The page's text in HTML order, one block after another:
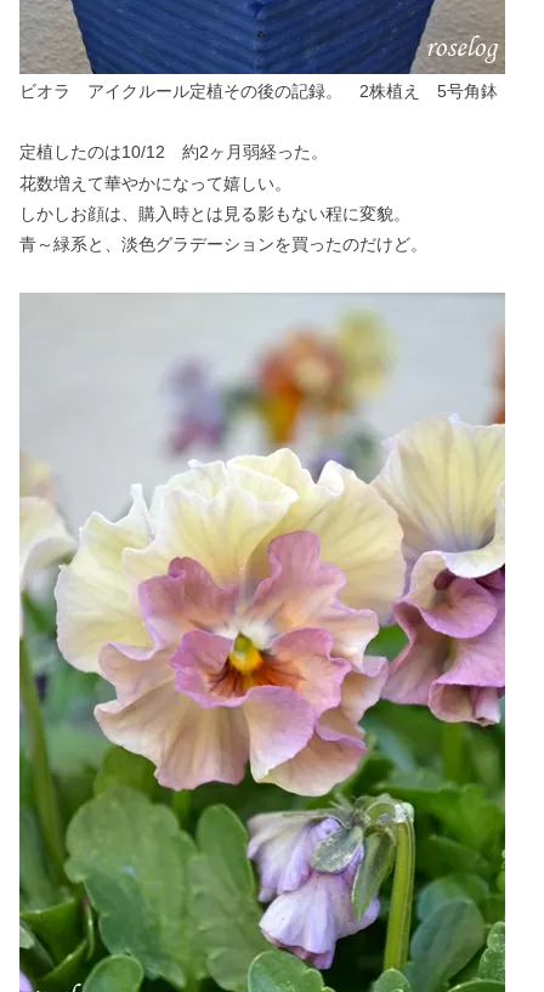
ビオラ アイクルール定植その後の記録。 2株植え 5号角鉢
定植したのは10/12 約2ヶ月弱経った。
花数増えて華やかになって嬉しい。
しかしお顔は、購入時とは見る影もない程に変貌。
青～緑系と、淡色グラデーションを買ったのだけど。